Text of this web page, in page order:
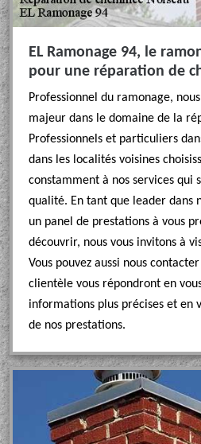
EL Ramonage 94, le
pour une réparation de
Professionnel du ramonage,
majeur dans le domaine de la
Professionnels et particuliers
dans les localités voisines
constamment à nos services qui
qualité. En tant que leader dans
un panel de prestations à vous
découvrir, nous vous invitons à
Vous pouvez aussi nous
clientèle vous répondront en
informations plus précises et en
de nos prestations.